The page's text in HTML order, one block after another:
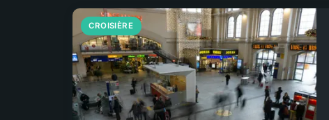
CROISIÈRE